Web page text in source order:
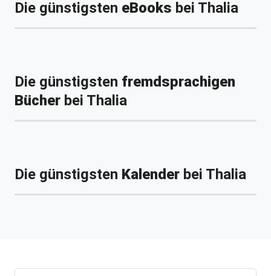
Die günstigsten eBooks bei Thalia
Die günstigsten fremdsprachigen
Bücher bei Thalia
Die günstigsten Kalender bei Thalia